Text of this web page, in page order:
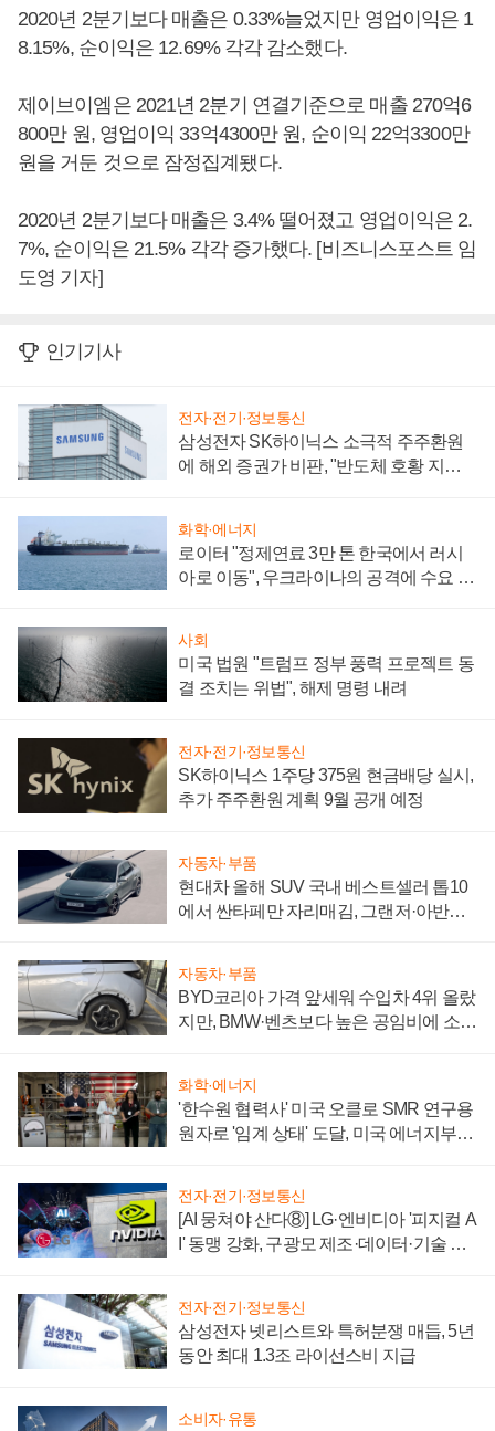
2020년 2분기보다 매출은 0.33%늘었지만 영업이익은 1
8.15%, 순이익은 12.69% 각각 감소했다.
제이브이엠은 2021년 2분기 연결기준으로 매출 270억6
800만 원, 영업이익 33억4300만 원, 순이익 22억3300만
원을 거둔 것으로 잠정집계됐다.
2020년 2분기보다 매출은 3.4% 떨어졌고 영업이익은 2.
7%, 순이익은 21.5% 각각 증가했다. [비즈니스포스트 임
도영 기자]
인기기사
전자·전기·정보통신
삼성전자 SK하이닉스 소극적 주주환원
에 해외 증권가 비판, "반도체 호황 지속
화학·에너지
로이터 "정제연료 3만 톤 한국에서 러시
아로 이동", 우크라이나의 공격에 수요 늘
사회
미국 법원 "트럼프 정부 풍력 프로젝트 동
결 조치는 위법", 해제 명령 내려
전자·전기·정보통신
SK하이닉스 1주당 375원 현금배당 실시,
추가 주주환원 계획 9월 공개 예정
자동차·부품
현대차 올해 SUV 국내 베스트셀러 톱10
에서 싼타페만 자리매김, 그랜저·아반떼
자동차·부품
BYD코리아 가격 앞세워 수입차 4위 올랐
지만, BMW·벤츠보다 높은 공임비에 소비
화학·에너지
'한수원 협력사' 미국 오클로 SMR 연구용
원자로 '임계 상태' 도달, 미국 에너지부
전자·전기·정보통신
[AI 뭉쳐야 산다⑧] LG·엔비디아 '피지컬 A
I' 동맹 강화, 구광모 제조·데이터·기술 결
전자·전기·정보통신
삼성전자 넷리스트와 특허분쟁 매듭, 5년
동안 최대 1.3조 라이선스비 지급
소비자·유통